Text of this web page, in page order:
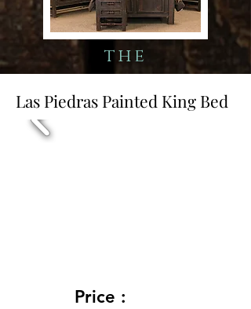
the
Las Piedras Painted King Bed
Price :